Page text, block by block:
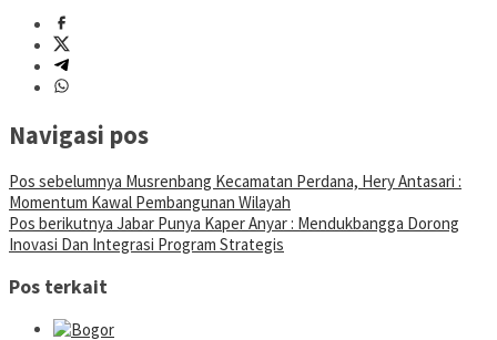
Navigasi pos
Pos sebelumnya Musrenbang Kecamatan Perdana, Hery Antasari :
Momentum Kawal Pembangunan Wilayah
Pos berikutnya Jabar Punya Kaper Anyar : Mendukbangga Dorong
Inovasi Dan Integrasi Program Strategis
Pos terkait